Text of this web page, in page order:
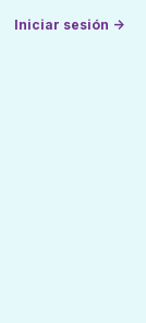
Iniciar sesión →